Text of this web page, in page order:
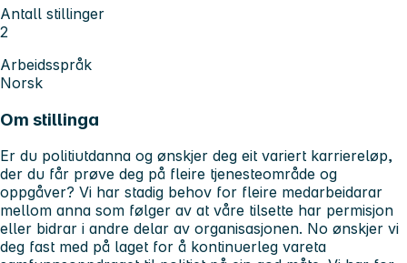
Antall stillinger
2
Arbeidsspråk
Norsk
Om stillinga
Er du politiutdanna og ønskjer deg eit variert karriereløp,
der du får prøve deg på fleire tjenesteområde og
oppgåver? Vi har stadig behov for fleire medarbeidarar
mellom anna som følger av at våre tilsette har permisjon
eller bidrar i andre delar av organisasjonen. No ønskjer vi
deg fast med på laget for å kontinuerleg vareta